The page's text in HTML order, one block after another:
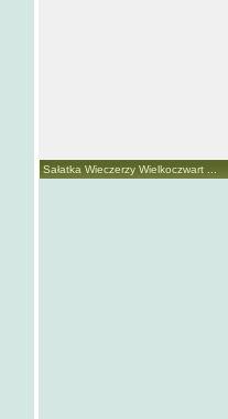
Sałatka Wieczerzy Wielkoczwart ...